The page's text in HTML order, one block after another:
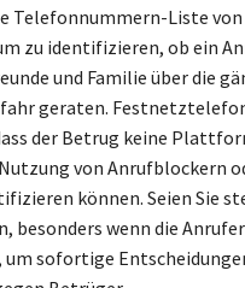
Telefonnummern-Liste von
zu identifizieren, ob ein
und Familie über die
geraten.
der Betrug keine
von Anrufblockern
können. Seien Sie
besonders wenn die Anrufer
sofortige